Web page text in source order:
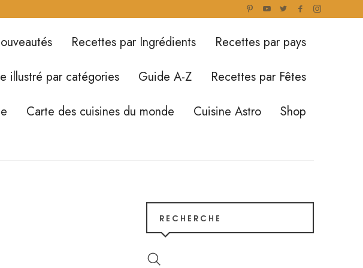
Recettes par Ingrédients
Recettes par pays
illustré par catégories Guide A-Z
Recettes par Fêtes
Carte des cuisines du monde Cuisine Astro Shop
RECHERCHE